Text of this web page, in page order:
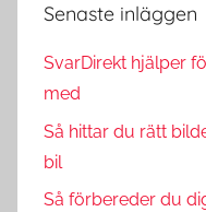
Senaste inläggen
SvarDirekt hjälper
med
Så hittar du rätt
bil
Så förbereder du